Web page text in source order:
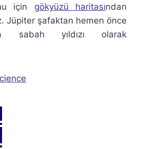
için gökyüzü haritasından
Jüpiter şafaktan hemen önce
sabah yıldızı olarak